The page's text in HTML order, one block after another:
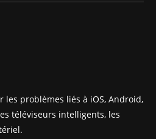
les problèmes liés à iOS, Android,
téléviseurs intelligents, les